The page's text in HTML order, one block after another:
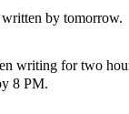
by tomorrow.
writing for two
8 PM.